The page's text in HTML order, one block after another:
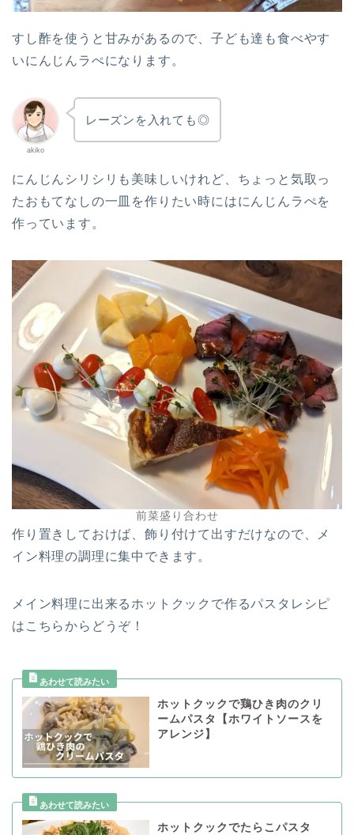
すし酢を使うと甘みがあるので、子ども達も食べやす
いにんじんラぺになります。
akiko
レーズンを入れても◎
にんじんシリシリも美味しいけれど、ちょっと気取っ
たおもてなしの一皿を作りたい時にはにんじんラぺを
作っています。
前菜盛り合わせ
作り置きしておけば、飾り付けて出すだけなので、メ
イン料理の調理に集中できます。
メイン料理に出来るホットクックで作るパスタレシピ
はこちらからどうぞ！
ホットクックで鶏ひき肉のクリ
ームパスタ【ホワイトソースを
アレンジ】
ホットクックでたらこパスタ